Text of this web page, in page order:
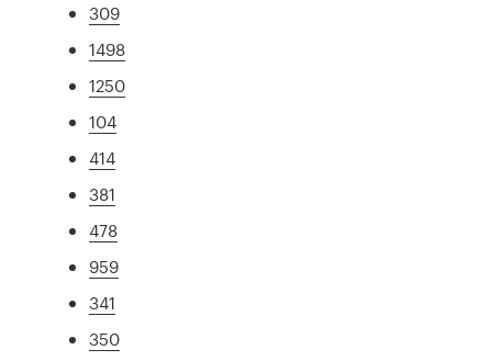
309
1498
1250
104
414
381
478
959
341
350